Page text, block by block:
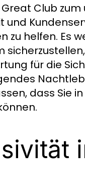
Club
zu helfen. Es
für die
dass Sie